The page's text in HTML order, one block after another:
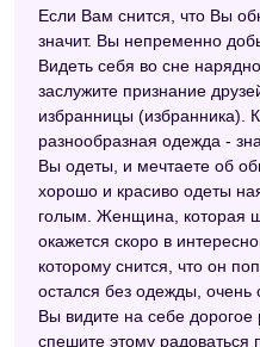
Если Вам снится, что Вы
значит. Вы непременно
Видеть себя во сне
заслужите признание
избранницы (избранника).
разнообразная одежда -
Вы одеты, и мечтаете об
хорошо и красиво одеты
голым. Женщина, которая
окажется скоро в
которому снится, что он
остался без одежды, очень
Вы видите на себе
спешите этому